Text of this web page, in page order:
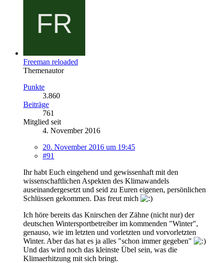
Freeman reloaded
Themenautor
Punkte
3.860
Beiträge
761
Mitglied seit
4. November 2016
20. November 2016 um 19:45
#91
Ihr habt Euch eingehend und gewissenhaft mit den
wissenschaftlichen Aspekten des Klimawandels
auseinandergesetzt und seid zu Euren eigenen, persönlichen
Schlüssen gekommen. Das freut mich
Ich höre bereits das Knirschen der Zähne (nicht nur) der
deutschen Wintersportbetreiber im kommenden "Winter",
genauso, wie im letzten und vorletzten und vorvorletzten
Winter. Aber das hat es ja alles "schon immer gegeben"
Und das wird noch das kleinste Übel sein, was die
Klimaerhitzung mit sich bringt.